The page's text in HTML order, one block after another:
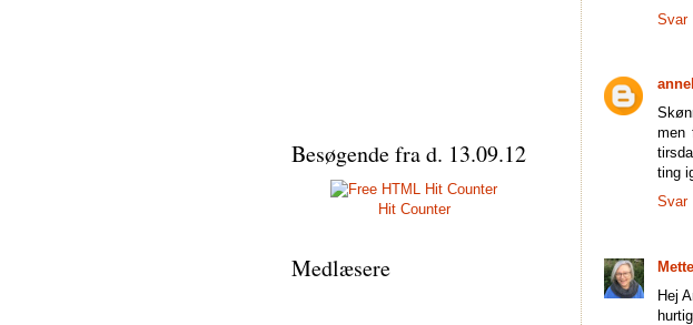
Svar
men
ting
Svar
Hej
Besøgende fra d. 13.09.12
Hit Counter
Medlæsere